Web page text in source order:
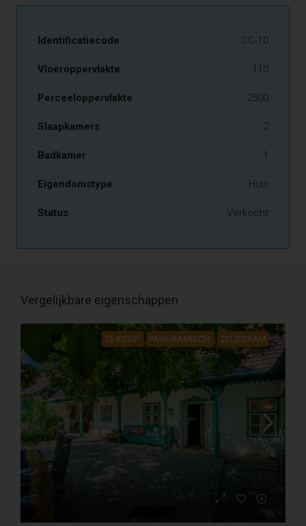
Identificatiecode CC-10
Vloeroppervlakte 110
Perceeloppervlakte 2500
Slaapkamers 2
Badkamer 1
Eigendomstype Huis
Status Verkocht
Vergelijkbare eigenschappen
TE KOOP PANORAMISCH ZELDZAAM